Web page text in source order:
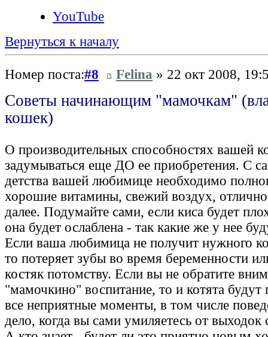
YouTube
Вернуться к началу
Номер поста:#8 Felina » 22 окт 2008,
Советы начинающим "мамочкам"
кошек)
О производительных способностях вашей
задумываться еще ДО ее приобретения. С
детства вашей любимице необходимо
хорошие витамины, свежий воздух,
далее. Подумайте сами, если киса будет
она будет ослаблена - так какие же у нее
Если ваша любимица не получит нужного
то потеряет зубы во время беременности
костяк потомству. Если вы не обратите
"мамочкино" воспитание, то и котята будут
все неприятные моменты, в том числе
дело, когда вы сами умиляетесь от